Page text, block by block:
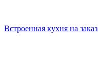
Встроенная кухня на заказ